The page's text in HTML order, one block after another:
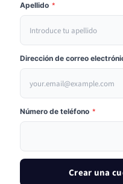
Apellido *
Dirección de correo
Número de teléfono *
Crear una